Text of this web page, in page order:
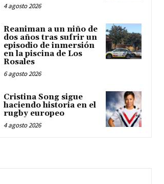
4 agosto 2026
Reaniman a un niño de
dos años tras sufrir un
episodio de inmersión
en la piscina de Los
Rosales
6 agosto 2026
Cristina Song sigue
haciendo historia en el
rugby europeo
4 agosto 2026